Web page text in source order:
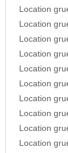
Location
Location
Location
Location
Location
Location
Location
Location
Location
Location